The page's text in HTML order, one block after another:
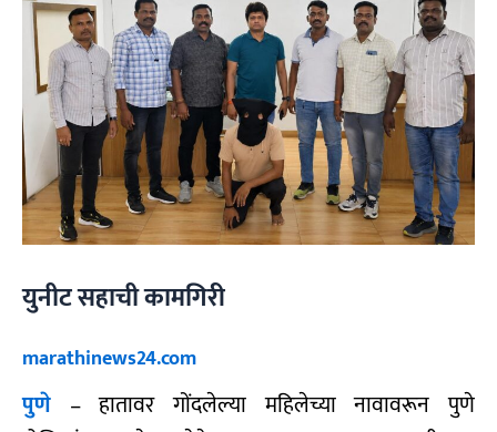
युनीट सहाची कामगिरी
marathinews24.com
पुणे – हातावर गोंदलेल्या महिलेच्या नावावरून पुणे